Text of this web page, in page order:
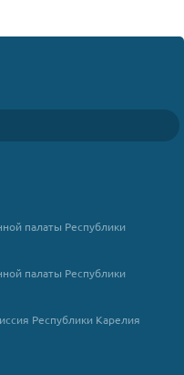
палаты Республики
палаты Республики
Республики Карелия